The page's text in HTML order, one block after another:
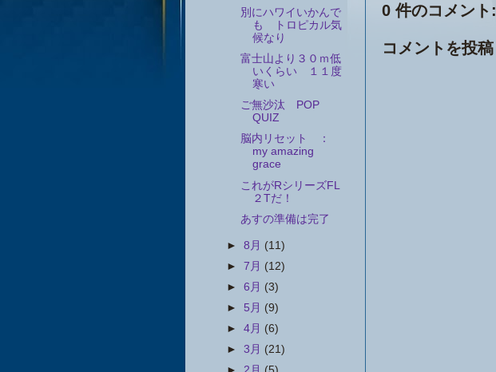
0 件のコメント:
コメントを投稿
別にハワイいかんで
も トロピカル気
候なり
富士山より３０ｍ低
いくらい １１度
寒い
ご無沙汰 POP
QUIZ
脳内リセット ：
my amazing
grace
これがRシリーズFL
２Tだ！
あすの準備は完了
►8月 (11)
►7月 (12)
►6月 (3)
► 5月 (9)
►4月 (6)
►3月 (21)